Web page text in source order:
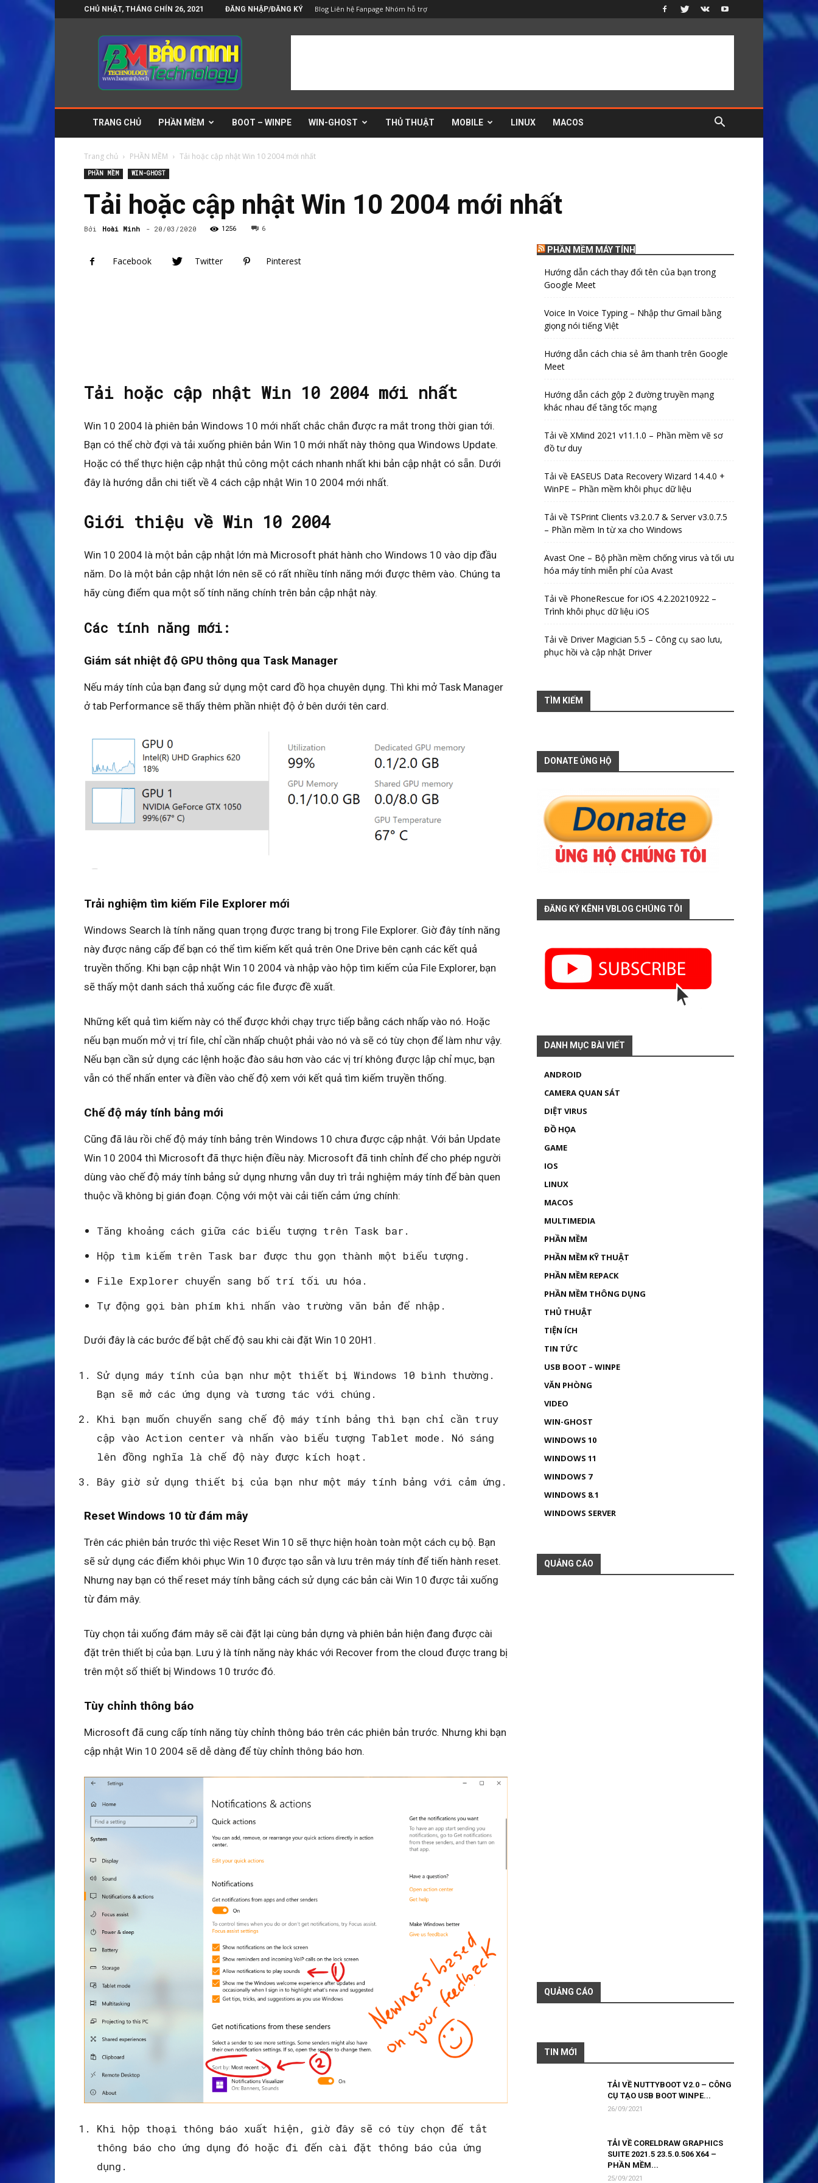
CHỦ NHẬT, THÁNG CHÍN 26, 2021 ĐĂNG NHẬP/ĐĂNG KÝ Blog Liên hệ Fanpage Nhóm hỗ trợ
Bảo
Technology
Blog
tin
công
phần
mềm
TRANG CHỦ PHẦN MỀM BOOT – WINPE WIN-GHOST THỦ THUẬT MOBILE LINUX MACOS
Trang chủ PHẦN MỀM Tải hoặc cập nhật Win 10 2004 mới nhất
PHẦN MỀM WIN-GHOST
Tải hoặc cập nhật Win 10 2004 mới nhất
Bởi Hoài Minh - 20/03/2020 1256 6
Facebook Twitter Pinterest
Tải hoặc cập nhật Win 10 2004 mới nhất
Win 10 2004 là phiên bản Windows 10 mới nhất chắc chắn được ra mắt trong thời gian tới.
Bạn có thể chờ đợi và tải xuống phiên bản Win 10 mới nhất này thông qua Windows Update.
Hoặc có thể thực hiện cập nhật thủ công một cách nhanh nhất khi bản cập nhật có sẵn. Dưới
đây là hướng dẫn chi tiết về 4 cách cập nhật Win 10 2004 mới nhất.
Giới thiệu về Win 10 2004
Win 10 2004 là một bản cập nhật lớn mà Microsoft phát hành cho Windows 10 vào dịp đầu
năm. Do là một bản cập nhật lớn nên sẽ có rất nhiều tính năng mới được thêm vào. Chúng ta
hãy cùng điểm qua một số tính năng chính trên bản cập nhật này.
Các tính năng mới:
Giám sát nhiệt độ GPU thông qua Task Manager
Nếu máy tính của bạn đang sử dụng một card đồ họa chuyên dụng. Thì khi mở Task Manager
ở tab Performance sẽ thấy thêm phần nhiệt độ ở bên dưới tên card.
Trải nghiệm tìm kiếm File Explorer mới
Windows Search là tính năng quan trọng được trang bị trong File Explorer. Giờ đây tính năng
này được nâng cấp để bạn có thể tìm kiếm kết quả trên One Drive bên cạnh các kết quả
truyền thống. Khi bạn cập nhật Win 10 2004 và nhập vào hộp tìm kiếm của File Explorer, bạn
sẽ thấy một danh sách thả xuống các file được đề xuất.
Những kết quả tìm kiếm này có thể được khởi chạy trực tiếp bằng cách nhấp vào nó. Hoặc
nếu bạn muốn mở vị trí file, chỉ cần nhấp chuột phải vào nó và sẽ có tùy chọn để làm như vậy.
Nếu bạn cần sử dụng các lệnh hoặc đào sâu hơn vào các vị trí không được lập chỉ mục, bạn
vẫn có thể nhấn enter và điền vào chế độ xem với kết quả tìm kiếm truyền thống.
Chế độ máy tính bảng mới
Cũng đã lâu rồi chế độ máy tính bảng trên Windows 10 chưa được cập nhật. Với bản Update
Win 10 2004 thì Microsoft đã thực hiện điều này. Microsoft đã tinh chỉnh để cho phép người
dùng vào chế độ máy tính bảng sử dụng nhưng vẫn duy trì trải nghiệm máy tính để bàn quen
thuộc vầ không bị gián đoạn. Cộng với một vài cải tiến cảm ứng chính:
Tăng khoảng cách giữa các biểu tượng trên Task bar.
Hộp tìm kiếm trên Task bar được thu gọn thành một biểu tượng.
File Explorer chuyển sang bố trí tối ưu hóa.
Tự động gọi bàn phím khi nhấn vào trường văn bản để nhập.
Dưới đây là các bước để bật chế độ sau khi cài đặt Win 10 20H1.
Sử dụng máy tính của bạn như một thiết bị Windows 10 bình thường.
Bạn sẽ mở các ứng dụng và tương tác với chúng.
Khi bạn muốn chuyển sang chế độ máy tính bảng thì bạn chỉ cần truy
cập vào Action center và nhấn vào biểu tượng Tablet mode. Nó sáng
lên đồng nghĩa là chế độ này được kích hoạt.
Bây giờ sử dụng thiết bị của bạn như một máy tính bảng với cảm ứng.
Reset Windows 10 từ đám mây
Trên các phiên bản trước thì việc Reset Win 10 sẽ thực hiện hoàn toàn một cách cụ bộ. Bạn
sẽ sử dụng các điểm khôi phục Win 10 được tạo sẵn và lưu trên máy tính để tiến hành reset.
Nhưng nay bạn có thể reset máy tính bằng cách sử dụng các bản cài Win 10 được tải xuống
từ đám mây.
Tùy chọn tải xuống đám mây sẽ cài đặt lại cùng bản dựng và phiên bản hiện đang được cài
đặt trên thiết bị của bạn. Lưu ý là tính năng này khác với Recover from the cloud được trang bị
trên một số thiết bị Windows 10 trước đó.
Tùy chỉnh thông báo
Microsoft đã cung cấp tính năng tùy chỉnh thông báo trên các phiên bản trước. Nhưng khi bạn
cập nhật Win 10 2004 sẽ dễ dàng để tùy chỉnh thông báo hơn.
Khi hộp thoại thông báo xuất hiện, giờ đây sẽ có tùy chọn để tắt
thông báo cho ứng dụng đó hoặc đi đến cài đặt thông báo của ứng
dụng.
PHẦN MỀM MÁY TÍNH
Hướng dẫn cách thay đổi tên của bạn trong
Google Meet
Voice In Voice Typing – Nhập thư Gmail bằng
giọng nói tiếng Việt
Hướng dẫn cách chia sẻ âm thanh trên Google
Meet
Hướng dẫn cách gộp 2 đường truyền mạng
khác nhau để tăng tốc mạng
Tải về XMind 2021 v11.1.0 – Phần mềm vẽ sơ
đồ tư duy
Tải về EASEUS Data Recovery Wizard 14.4.0 +
WinPE – Phần mềm khôi phục dữ liệu
Tải về TSPrint Clients v3.2.0.7 & Server v3.0.7.5
– Phần mềm In từ xa cho Windows
Avast One – Bộ phần mềm chống virus và tối ưu
hóa máy tính miễn phí của Avast
Tải về PhoneRescue for iOS 4.2.20210922 –
Trình khôi phục dữ liệu iOS
Tải về Driver Magician 5.5 – Công cụ sao lưu,
phục hồi và cập nhật Driver
TÌM KIẾM
DONATE ỦNG HỘ
ĐĂNG KÝ KÊNH VBLOG CHÚNG TÔI
DANH MỤC BÀI VIẾT
ANDROID
CAMERA QUAN SÁT
DIỆT VIRUS
ĐỒ HỌA
GAME
IOS
LINUX
MACOS
MULTIMEDIA
PHẦN MỀM
PHẦN MỀM KỸ THUẬT
PHẦN MỀM REPACK
PHẦN MỀM THÔNG DỤNG
THỦ THUẬT
TIỆN ÍCH
TIN TỨC
USB BOOT – WINPE
VĂN PHÒNG
VIDEO
WIN-GHOST
WINDOWS 10
WINDOWS 11
WINDOWS 7
WINDOWS 8.1
WINDOWS SERVER
QUẢNG CÁO
QUẢNG CÁO
TIN MỚI
TẢI VỀ NUTTYBOOT V2.0 – CÔNG
CỤ TẠO USB BOOT WINPE...
26/09/2021
TẢI VỀ CORELDRAW GRAPHICS
SUITE 2021.5 23.5.0.506 X64 –
PHẦN MỀM...
25/09/2021